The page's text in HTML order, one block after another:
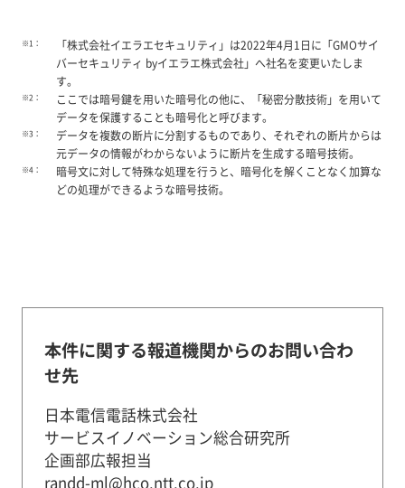
※1：
「株式会社イエラエセキュリティ」は2022年4月1日に「GMOサイ
バーセキュリティ byイエラエ株式会社」へ社名を変更いたしま
す。
※2：
ここでは暗号鍵を用いた暗号化の他に、「秘密分散技術」を用いて
データを保護することも暗号化と呼びます。
※3：
データを複数の断片に分割するものであり、それぞれの断片からは
元データの情報がわからないように断片を生成する暗号技術。
※4：
暗号文に対して特殊な処理を行うと、暗号化を解くことなく加算な
どの処理ができるような暗号技術。
本件に関する報道機関からのお問い合わ
せ先
日本電信電話株式会社
サービスイノベーション総合研究所
企画部広報担当
randd-ml@hco.ntt.co.jp